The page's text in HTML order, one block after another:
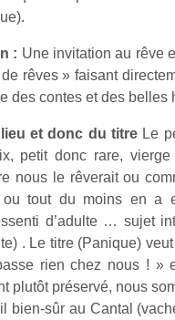
: Une invitation au rêve
rêves » faisant
des contes et des belles
et donc du titre Le
petit donc rare,
nous le rêverait ou
ou tout du moins en a
d’adulte … sujet
. Le titre (Panique)
rien chez nous ! »
plutôt préservé, nous
bien-sûr au Cantal
une
trampolines
Durant les
vacances
estivales
et avec le